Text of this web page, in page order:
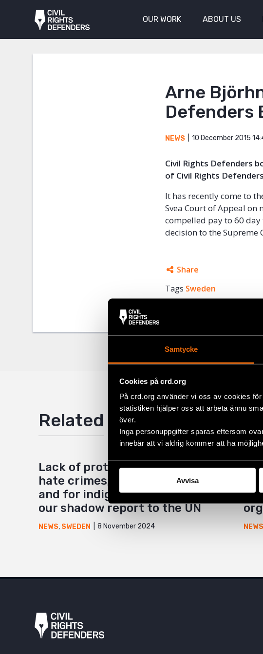
Samtycke
Cookies på crd.org
På crd.org använder vi oss av cookies
statistiken hjälper oss att arbeta ännu
över.
Inga personuppgifter sparas eftersom
innebär att vi aldrig kommer att ha
Avvisa
OUR WORK ABOUT US
Arne
Defenders
NEWS 10 December 2015
Civil Rights Defenders
of Civil Rights
It has recently come to
Svea Court of Appeal
compelled pay to 60
decision to the Supreme
Share
Facebook
Mail
Tags Sweden
Related
Lack of protection against
hate crimes, discrimination,
and for indigenous rights –
our shadow report to the UN
NEWS, SWEDEN 8 November 2024 NEWS